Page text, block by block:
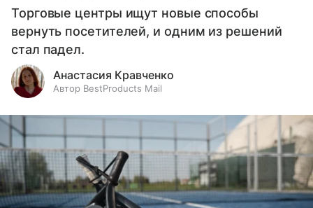
Торговые центры ищут новые способы
вернуть посетителей, и одним из решений
стал падел.
Анастасия Кравченко
Автор BestProducts Mail